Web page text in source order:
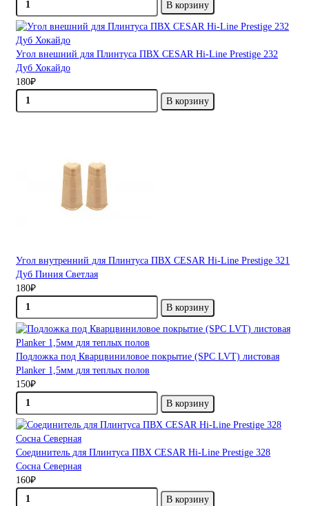
В корзину
Угол внешний для Плинтуса ПВХ CESAR Hi-Line Prestige 232
Дуб Хокайдо
180₽
В корзину
Угол внутренний для Плинтуса ПВХ CESAR Hi-Line Prestige 321
Дуб Пиния Светлая
180₽
В корзину
Подложка под Кварцвиниловое покрытие (SPC LVT) листовая
Planker 1,5мм для теплых полов
150₽
В корзину
Соединитель для Плинтуса ПВХ CESAR Hi-Line Prestige 328
Сосна Северная
160₽
В корзину